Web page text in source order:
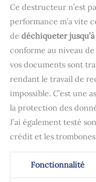
Ce destructeur n’est
performance m’a vite
de déchiqueter
conforme au niveau
vos documents sont
rendant le travail de
impossible. C’est une
la protection des
J’ai également testé
crédit et les trombones
Fonctionnalité